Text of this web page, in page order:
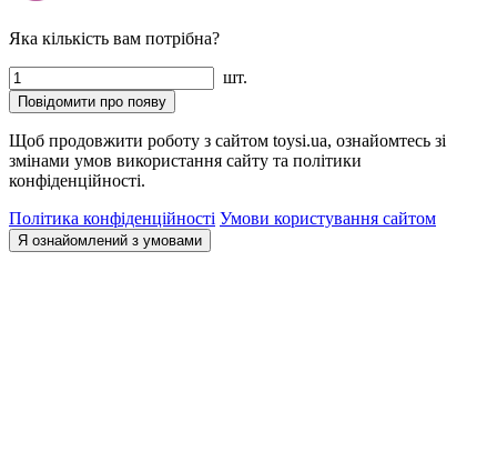
Яка кількість вам потрібна?
шт.
Повідомити про появу
Щоб продовжити роботу з сайтом toysi.ua, ознайомтесь зі
змінами умов використання сайту та політики
конфіденційності.
Політика конфіденційності Умови користування сайтом
Я ознайомлений з умовами